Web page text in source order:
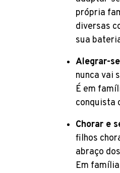
própria
diversas
sua
Alegrar-
nunca vai
É em
conquista
Chorar e
filhos
abraço
Em